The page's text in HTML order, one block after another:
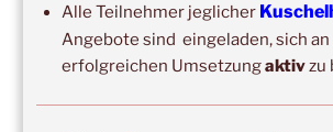
15:00 8. August 2026
Kuschelhimmel 5h Kuscheln
Alle Teilnehmer jeglicher
Angebote sind eingeladen, sich an
erfolgreichen Umsetzungaktivzu